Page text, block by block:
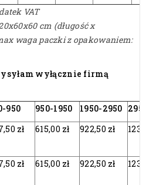
VAT
cm (długość x
waga paczki z opakowaniem:
wyłącznie firmą
950 950-1950 1950-2950
zł 615,00 zł 922,50 zł
zł 615,00 zł 922,50 zł